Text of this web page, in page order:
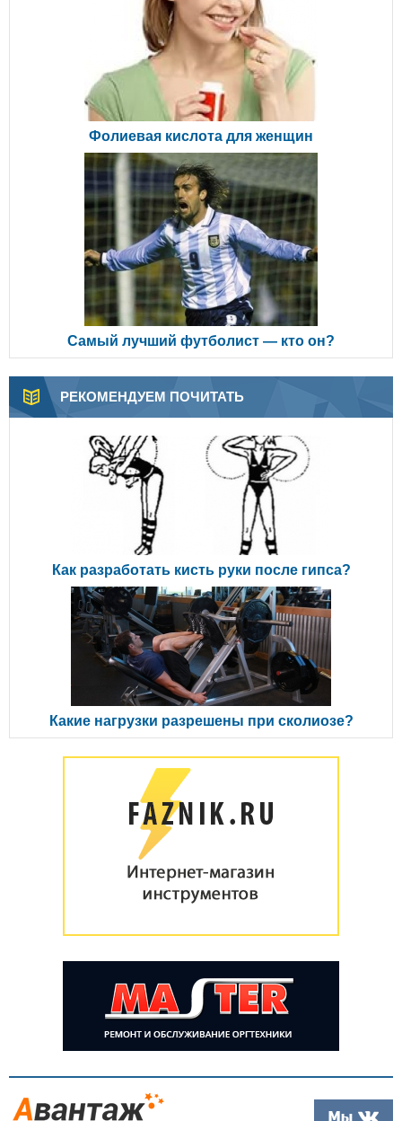
Фолиевая кислота для женщин
Самый лучший футболист — кто он?
РЕКОМЕНДУЕМ ПОЧИТАТЬ
Как разработать кисть руки после гипса?
Какие нагрузки разрешены при сколиозе?